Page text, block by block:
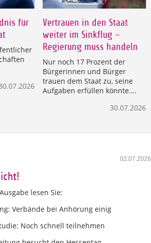
für
Vertrauen in den Staat
weiter im Sinkflug –
Regierung muss handeln
Nur noch 17 Prozent der
Bürgerinnen und Bürger
trauen dem Staat zu, seine
Aufgaben erfüllen könnte.…
30.07.2026
02.07.2026
lesen Sie:
Verbände bei Anhörung einig
Noch schnell teilnehmen